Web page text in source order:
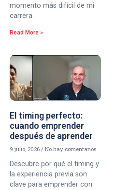
momento más difícil de mi
carrera.
Read More »
El timing perfecto:
cuando emprender
después de aprender
9 julio, 2026 No hay comentarios
Descubre por qué el timing y
la experiencia previa son
clave para emprender con